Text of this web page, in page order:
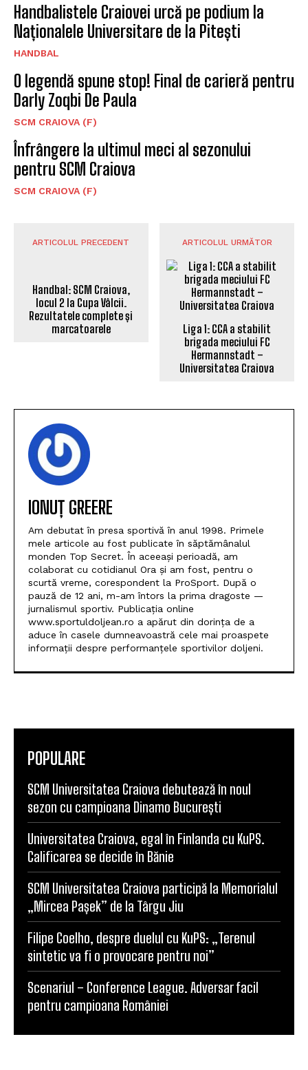
Handbalistele Craiovei urcă pe podium la
Naționalele Universitare de la Pitești
HANDBAL
O legendă spune stop! Final de carieră pentru
Darly Zoqbi De Paula
SCM CRAIOVA (F)
Înfrângere la ultimul meci al sezonului
pentru SCM Craiova
SCM CRAIOVA (F)
ARTICOLUL PRECEDENT
Handbal: SCM Craiova,
ARTICOLUL URMĂTOR
Liga 1: CCA a stabilit
brigada meciului FC
Hermannstadt –
Universitatea Craiova
IONUȚ GREERE
Am debutat în presa sportivă în anul 1998. Primele
mele articole au fost publicate în săptămânalul
monden Top Secret. În aceeași perioadă, am
colaborat cu cotidianul Ora și am fost, pentru o
scurtă vreme, corespondent la ProSport. După o
pauză de 12 ani, m-am întors la prima dragoste —
jurnalismul sportiv. Publicația online
www.sportuldoljean.ro a apărut din dorința de a
aduce în casele dumneavoastră cele mai proaspete
informații despre performanțele sportivilor doljeni.
POPULARE
SCM Universitatea Craiova debutează în noul
sezon cu campioana Dinamo București
Universitatea Craiova, egal în Finlanda cu KuPS.
Calificarea se decide în Bănie
SCM Universitatea Craiova participă la Memorialul
„Mircea Pașek” de la Târgu Jiu
Filipe Coelho, despre duelul cu KuPS: „Terenul
sintetic va fi o provocare pentru noi”
Scenariul – Conference League. Adversar facil
pentru campioana României